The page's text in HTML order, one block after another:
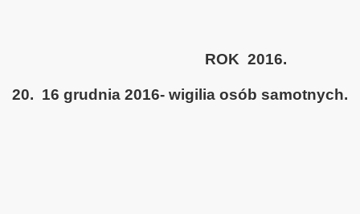
ROK 2016.
20. 16 grudnia 2016- wigilia osób samotnych.